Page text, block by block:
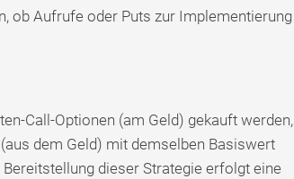
ob Aufrufe oder Puts zur Implementierung
Call-Optionen (am Geld) gekauft werden,
dem Geld) mit demselben Basiswert
dieser Strategie erfolgt eine